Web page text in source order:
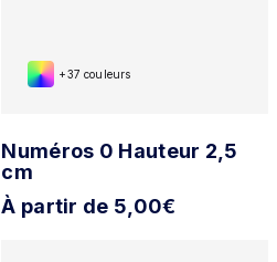
+37 couleurs
Numéros 0 Hauteur 2,5
cm
À partir de 5,00€